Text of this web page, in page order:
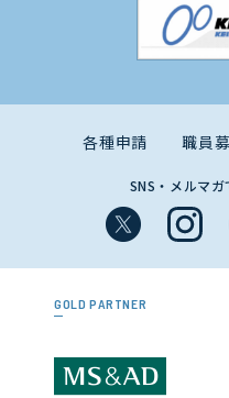
各種申請 職員
SNS・メルマ
GOLD PARTNER